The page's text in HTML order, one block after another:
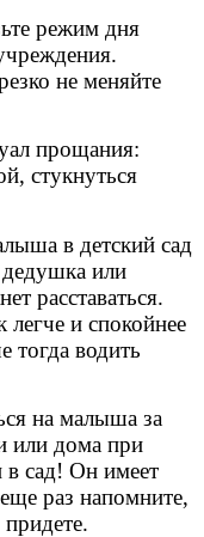
режим дня
не меняйте
прощания:
стукнуться
в детский сад
или
расставаться.
и спокойнее
тогда водить
на малыша за
или дома при
в сад! Он имеет
раз напомните,